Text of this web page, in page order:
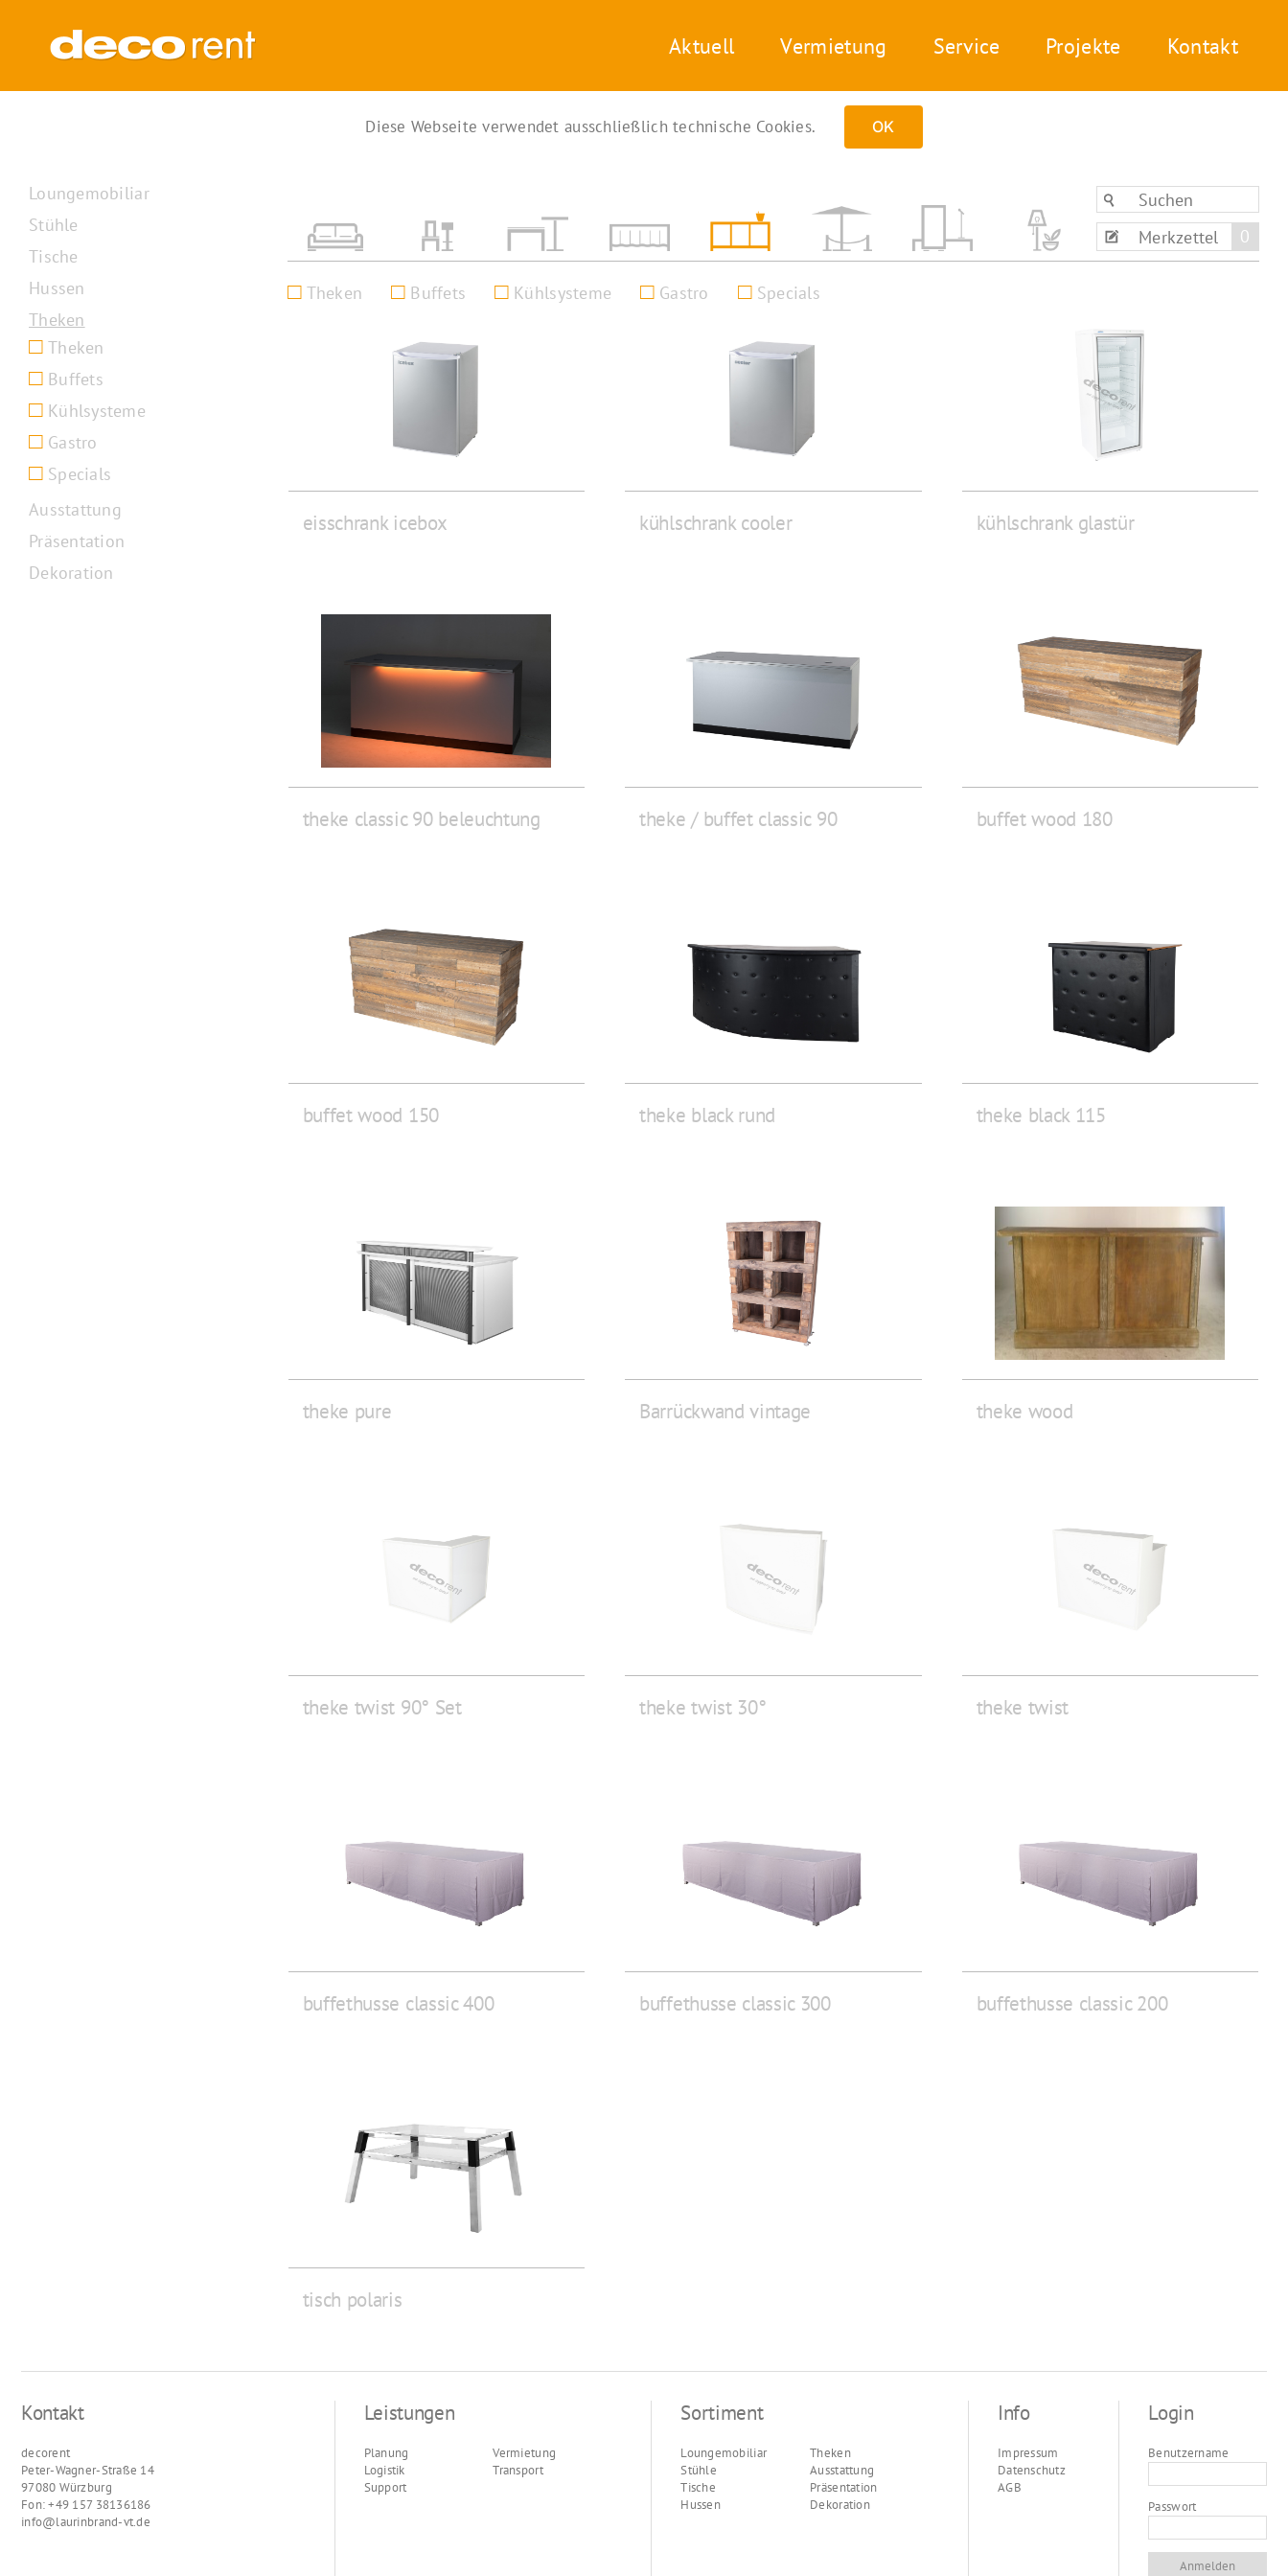
springen
Aktuell Vermietung Service Projekte Kontakt
Merkzettel 0
Theken Buffets Kühlsysteme Gastro Specials
eisschrank icebox kühlschrank cooler kühlschrank glastür
theke classic 90 beleuchtung theke / buffet classic 90 buffet wood 180
buffet wood 150 theke black rund theke black 115
theke pure Barrückwand vintage theke wood
theke twist 90° Set theke twist 30° theke twist
buffethusse classic 400 buffethusse classic 300 buffethusse classic 200
tisch polaris
Loungemobiliar
Stühle
Tische
Hussen
Theken
Theken
Buffets
Kühlsysteme
Gastro
Specials
Ausstattung
Präsentation
Dekoration
Diese Webseite verwendet ausschließlich technische Cookies. OK
Kontakt
decorent
Peter-Wagner-Straße 14
97080 Würzburg
Fon: +49 157 38136186
info@laurinbrand-vt.de
Leistungen
Planung
Logistik
Support
Vermietung
Transport
Sortiment
Loungemobiliar
Stühle
Tische
Hussen
Theken
Ausstattung
Präsentation
Dekoration
Info
Impressum
Datenschutz
AGB
Login
Benutzername
Passwort